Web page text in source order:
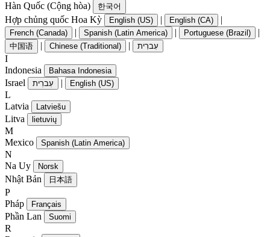
Hàn Quốc (Cộng hòa) 한국어
Hợp chủng quốc Hoa Kỳ English (US) | English (CA) |
French (Canada) | Spanish (Latin America) | Portuguese (Brazil) |
中国语 | Chinese (Traditional) | עִברִית
I
Indonesia
Bahasa Indonesia
Israel עִברִית | English (US)
L
Latvia
Latviešu
Litva lietuvių
M
Mexico
Spanish (Latin America)
N
Na Uy
Norsk
Nhật Bản 日本語
P
Pháp
Français
Phần Lan Suomi
R